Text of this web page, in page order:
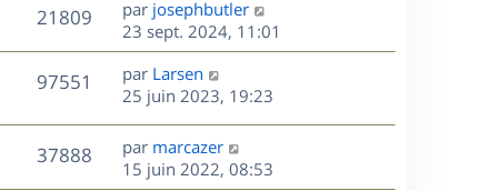
g
e
s
s
a
g
e
s
r
m
e
s
s
a
g
e
n
i
e
r
m
e
s
s
21809V
u
D
e
r
n
i
e
r
m
e
par josephbutler
23 sept. 2024, 11:01
97551
u
e
D
e
n
i
e
par Larsen
25 juin 2023, 19:23
37888V
D
e
par marcazer
15 juin 2022, 08:53